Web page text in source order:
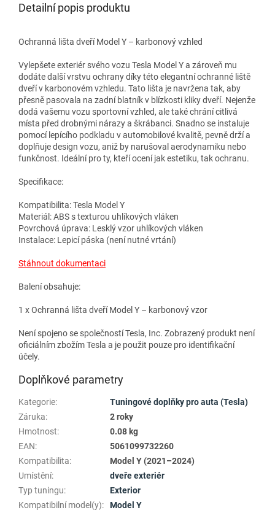
Detailní popis produktu
Ochranná lišta dveří Model Y – karbonový vzhled
Vylepšete exteriér svého vozu Tesla Model Y a zároveň mu
dodáte další vrstvu ochrany díky této elegantní ochranné liště
dveří v karbonovém vzhledu. Tato lišta je navržena tak, aby
přesně pasovala na zadní blatník v blízkosti kliky dveří. Nejenže
dodá vašemu vozu sportovní vzhled, ale také chrání citlivá
místa před drobnými nárazy a škrábanci. Snadno se instaluje
pomocí lepícího podkladu v automobilové kvalitě, pevně drží a
doplňuje design vozu, aniž by narušoval aerodynamiku nebo
funkčnost. Ideální pro ty, kteří ocení jak estetiku, tak ochranu.
Specifikace:
Kompatibilita: Tesla Model Y
Materiál: ABS s texturou uhlíkových vláken
Povrchová úprava: Lesklý vzor uhlíkových vláken
Instalace: Lepicí páska (není nutné vrtání)
Stáhnout dokumentaci
Balení obsahuje:
1 х Ochranná lišta dveří Model Y – karbonový vzor
Není spojeno se společností Tesla, Inc. Zobrazený produkt není
oficiálním zbožím Tesla a je použit pouze pro identifikační
účely.
Doplňkové parametry
Kategorie:
Tuningové doplňky pro auta (Tesla)
Záruka:
2 roky
Hmotnost:
0.08 kg
EAN:
5061099732260
Kompatibilita:
Model Y (2021–2024)
Umístění:
dveře exteriér
Typ tuningu:
Exterior
Kompatibilní model(y):
Model Y